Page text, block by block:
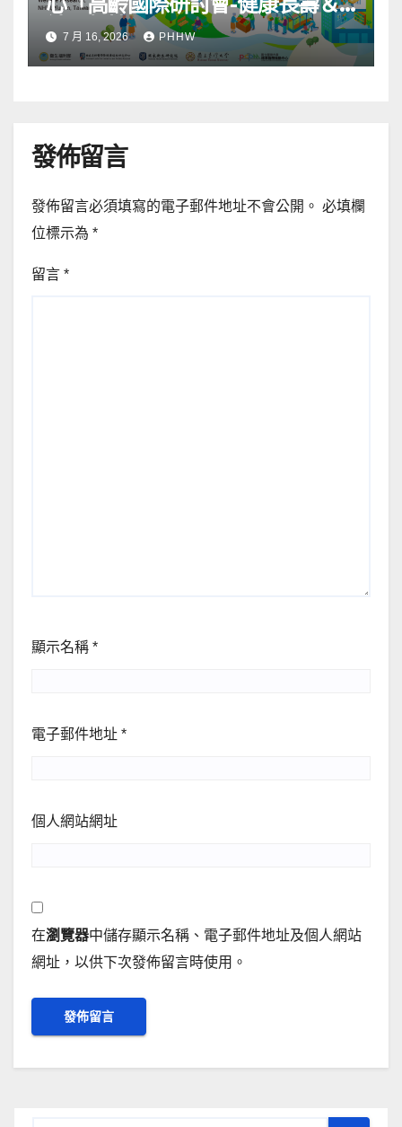
社區韌性」
7 月 16, 2026 PHHW
發佈留言
發佈留言必須填寫的電子郵件地址不會公開。 必填欄
位標示為 *
留言 *
顯示名稱 *
電子郵件地址 *
個人網站網址
在瀏覽器中儲存顯示名稱、電子郵件地址及個人網站
網址，以供下次發佈留言時使用。